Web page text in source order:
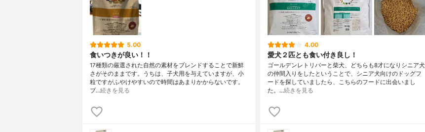
5.00
食いつきが良い！！
17種類の厳選された自然の素材をブレンドすることで新鮮
さがそのままです。うちは、子犬用を与えていますが、小
粒ですがふやけやすいので時間はあまりかからないです。
ブ…続きを見る
4.00
愛犬２匹とも食い付き良し！
ゴールデンレトリバーと柴犬、どちらも8才になりシニア犬
の仲間入りをしたということで、シニア犬向けのドッグフ
ードを探していましたら、こちらのフードに出会いまし
た。…続きを見る